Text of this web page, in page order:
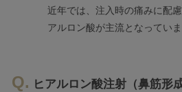
近年では、注入時の痛みに配
アルロン酸が主流となっていま
ヒアルロン酸注射（鼻筋形